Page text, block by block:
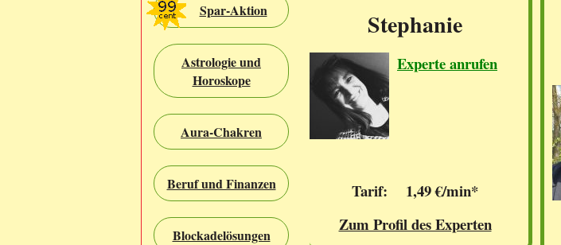
Spar-Aktion
Astrologie und
Horoskope
Aura-Chakren
Beruf und Finanzen
Blockadelösungen
Stephanie
Experte anrufen
Tarif: 1,49 €/min*
Zum Profil des Experten